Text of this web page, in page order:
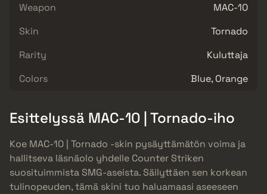
Weapon
MAC-10
Skin
Tornado
Rarity
Kuluttaja
Colors
Blue, Orange
Esittelyssä MAC-10 | Tornado-iho
Koe MAC-10 | Tornado -skin pysäyttämätön voima ja
hallitseva läsnäolo yhdelle Counter Striken
suosituimmista SMG-aseista. Säilyttäen sen korkean
tulinopeuden, tämä skini tuo haluamaasi aseeseen